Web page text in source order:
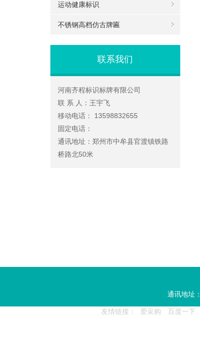
运动健康标识
不锈钢高档仿古牌匾
联系我们
河南齐程标识标牌有限公司
联 系 人： 王宇飞
移动电话： 13598832655
固定电话：
通讯地址： 郑州市中牟县官渡镇铁路
桥路北50米
通讯地址：
友情链接： 爱采购 百度一下